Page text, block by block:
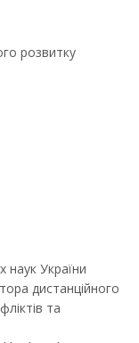
розвитку
наук України
дистанційного
та